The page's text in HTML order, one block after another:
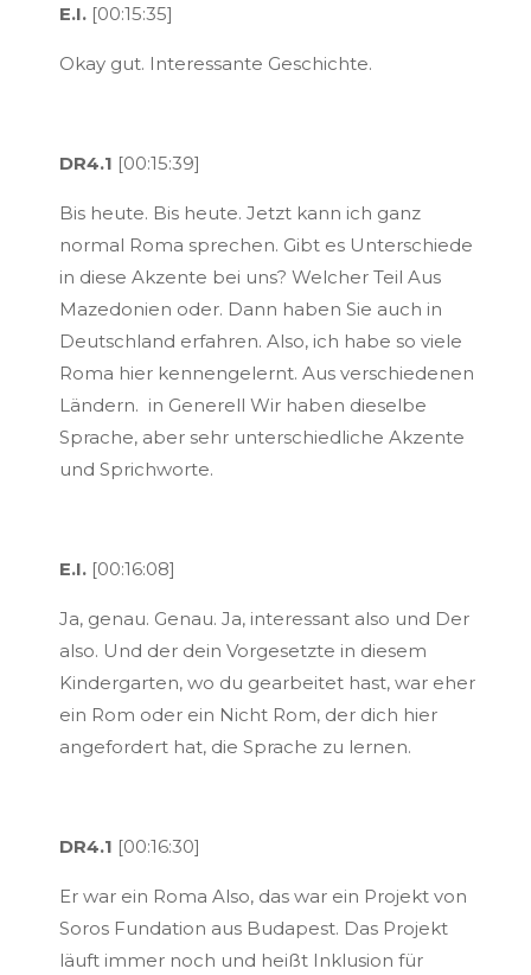
E.I. [00:15:35]
Okay gut. Interessante Geschichte.
DR4.1 [00:15:39]
Bis heute. Bis heute. Jetzt kann ich ganz
normal Roma sprechen. Gibt es Unterschiede
in diese Akzente bei uns? Welcher Teil Aus
Mazedonien oder. Dann haben Sie auch in
Deutschland erfahren. Also, ich habe so viele
Roma hier kennengelernt. Aus verschiedenen
Ländern. in Generell Wir haben dieselbe
Sprache, aber sehr unterschiedliche Akzente
und Sprichworte.
E.I. [00:16:08]
Ja, genau. Genau. Ja, interessant also und Der
also. Und der dein Vorgesetzte in diesem
Kindergarten, wo du gearbeitet hast, war eher
ein Rom oder ein Nicht Rom, der dich hier
angefordert hat, die Sprache zu lernen.
DR4.1 [00:16:30]
Er war ein Roma Also, das war ein Projekt von
Soros Fundation aus Budapest. Das Projekt
läuft immer noch und heißt Inklusion für